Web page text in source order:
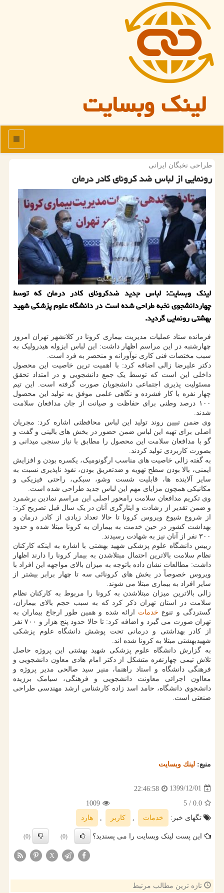
لینک وبسایت
منو
طراحی نخبگان ایرانی
رونمایی از لباس ضد كرونای كادر درمان
لینک وبسایت: لباس جدید ضدکرونای کادر درمان که توسط
چهاردانشجوی نخبه طراحی شده است در دانشگاه علوم پزشکی شهید
بهشتی رونمایی گردید.
فرمانده ستاد عملیات مدیریت بیماری کرونا در کلانشهر تهران امروز
چهارشنبه در این مراسم اظهار داشت: این لباس ایزوله هیدرولیک به
سبب مختصات فنی کاری نوآورانه و منحصر به فرد است.
دکتر علیرضا زالی اضافه کرد: با اهمیت ترین خاصیت این محصول
داخلی این است که توسط یک جمع دانشجویی و در امتداد تحقق
مسئولیت پذیری اجتماعی دانشجویان صورت گرفته است. این تیم
چهار نفره با کار فشرده و نگاهی علمی موفق به تولید این محصول
۱۰۰ درصد وطنی برای حفاظت و صیانت از جان مدافعان سلامت
شدند.
وی ضمن تبیین روند تولید این لباس محافظتی اشاره کرد: مجریان
اصلی برای تهیه این لباس ضمن حضور در بخش های بالینی و گفت و
گو با مدافعان سلامت این محصول را مطابق با نیاز سنجی میدانی و
بصورت کاربردی تولید کردند.
به گفته زالی خاصیت های مناسب ارگونومیک، یکسره بودن و افزایش
ایمنی، بالا بودن سطح تهویه و ضدتعریق بودن، نفوذ ناپذیری نسبت به
سایر آلاینده ها، قابلیت شست وشو، سبکی، راحتی فیزیکی و
مکانیکی همچون مزایای مهم این لباس جدید طراحی شده است.
وی تکریم مدافعان سلامت رامحور اصلی این مراسم نمادین برشمرد
و ضمن تقدیر از رشادت و ایثارگری آنان در یک سال قبل تصریح کرد:
از شروع شیوع ویروس کرونا تا حالا تعداد زیادی از کادر درمان و
بهداشت کشور در حین خدمت به بیماران به کرونا مبتلا شده و حدود
۳۰۰ نفر از آنان نیز به شهادت رسیدند.
رییس دانشگاه علوم پزشکی شهید بهشتی با اشاره به اینکه کارکنان
نظام سلامت بالاترین احتمال مبتلاشدن به بیمار کرونا را دارند اظهار
داشت: مطالعات نشان داده باتوجه به میزان بالای مواجهه این افراد با
ویروس خصوصاً در بخش های کرونائی سه تا چهار برابر بیشتر از
سایر افراد به بیماری مبتلا می شوند.
زالی بالاترین میزان مبتلاشدن به کرونا را مربوط به کارکنان نظام
سلامت در استان تهران ذکر کرد که به سبب حجم بالای بیماران،
گستردگی و تنوع خدمات ارائه شده و همین طور ارجاع بیماران به
تهران صورت می گیرد و اضافه کرد: تا حالا حدود پنج هزار و ۷۰۰ نفر
از کادر بهداشتی و درمانی تحت پوشش دانشگاه علوم پزشکی
شهیدبهشتی مبتلا به کرونا شده اند.
به گزارش دانشگاه علوم پزشکی شهید بهشتی این پروژه حاصل
تلاش تیمی چهارنفره متشکل از دکتر امام هادی معاون دانشجویی و
فرهنگی دانشگاه و استاد راهنما، منیر سید صالحی مدیر پروژه و
معااون اجرائی معاونت دانشجویی و فرهنگی، سیامک برزیده
دانشجوی دانشگاه، حامد اسد زاده کارشناس ارشد مهندسی طراحی
صنعتی است.
منبع: لینك وبسایت
1399/12/01
22:46:58
0.0
/ 5
1009
تگهای خبر:
خدمات , كاربر , هارد
این پست لینک وبسایت را می پسندید؟ (0)
(0)
X
تازه ترین مطالب مرتبط